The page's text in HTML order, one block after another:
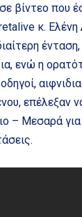
βίντεο που
κ.
ενώ η
επέλεξαν
– Μεσαρά